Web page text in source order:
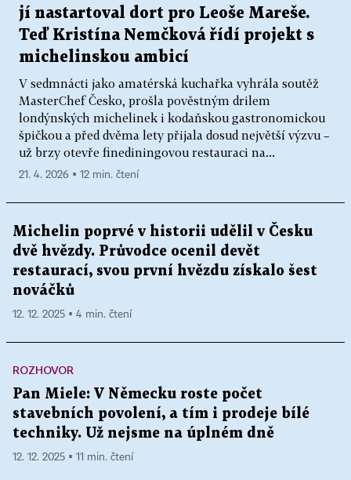
jí nastartoval dort pro Leoše Mareše.
Teď Kristína Nemčková řídí projekt s
michelinskou ambicí
V sedmnácti jako amatérská kuchařka vyhrála soutěž
MasterChef Česko, prošla pověstným drilem
londýnských michelinek i kodaňskou gastronomickou
špičkou a před dvěma lety přijala dosud největší výzvu –
už brzy otevře finediningovou restauraci na...
21. 4. 2026 ▪ 12 min. čtení
Michelin poprvé v historii udělil v Česku
dvě hvězdy. Průvodce ocenil devět
restaurací, svou první hvězdu získalo šest
nováčků
12. 12. 2025 ▪ 4 min. čtení
ROZHOVOR
Pan Miele: V Německu roste počet
stavebních povolení, a tím i prodeje bílé
techniky. Už nejsme na úplném dně
12. 12. 2025 ▪ 11 min. čtení